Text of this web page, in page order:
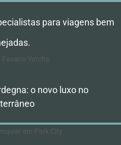
para viagens bem
o novo luxo no